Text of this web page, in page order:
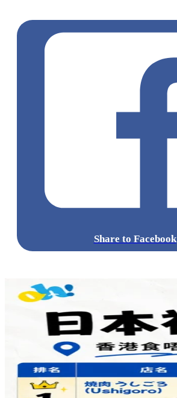
Share to Facebook